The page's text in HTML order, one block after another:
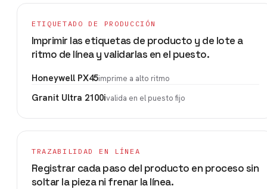
ETIQUETADO DE PRODUCCIÓN
Imprimir las etiquetas de producto y de lote a
ritmo de línea y validarlas en el puesto.
Honeywell PX45imprime a alto ritmo
Granit Ultra 2100ivalida en el puesto fijo
TRAZABILIDAD EN LÍNEA
Registrar cada paso del producto en proceso sin
soltar la pieza ni frenar la línea.